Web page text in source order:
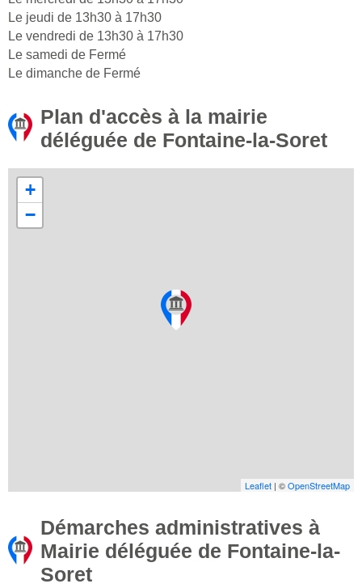
Le jeudi de 13h30 à 17h30
Le vendredi de 13h30 à 17h30
Le samedi de Fermé
Le dimanche de Fermé
Plan d'accès à la mairie
déléguée de Fontaine-la-Soret
+
−
Leaflet | ©OpenStreetMap
Démarches administratives à
Mairie déléguée de Fontaine-la-
Soret